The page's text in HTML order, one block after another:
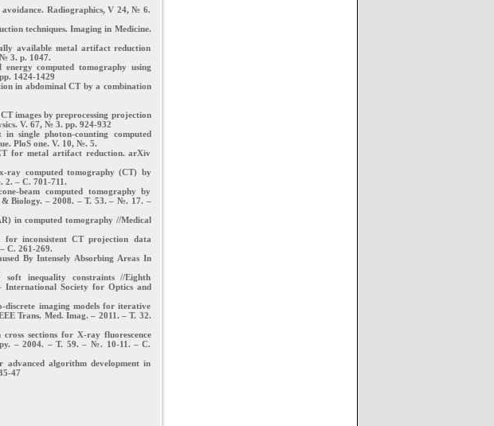
Radiographics, V 24, № 6.
techniques. Imaging in Medicine.
available metal artifact reduction
3. p. 1047.
computed tomography using
1424-1429
in abdominal CT by a combination
images by preprocessing projection
V. 67, № 3. pp. 924-932
single photon-counting computed
PloS one. V. 10, №. 5.
for metal artifact reduction. arXiv
computed tomography (CT) by
2. – С. 701-711.
beam computed tomography by
Biology. – 2008. – Т. 53. – №. 17. –
in computed tomography //Medical
for inconsistent CT projection data
С. 261-269.
By Intensely Absorbing Areas In
inequality constraints //Eighth
International Society for Optics and
discrete imaging models for iterative
Trans. Med. Imag. – 2011. – Т. 32.
sections for X-ray fluorescence
– 2004. – Т. 59. – №. 10-11. – С.
algorithm development in
47